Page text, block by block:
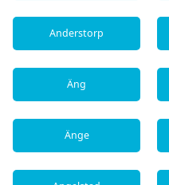
Anderstorp
Äng
Änge